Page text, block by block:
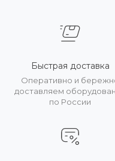
Быстрая доставка
Оперативно и
доставляем
по России